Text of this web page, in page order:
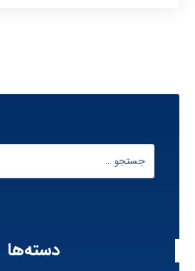
دسته‌ها